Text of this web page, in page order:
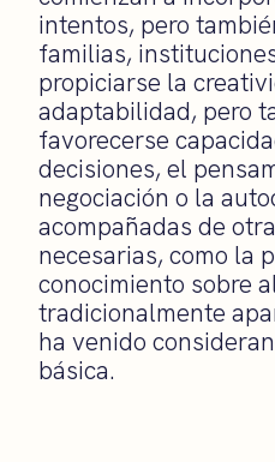
intentos, pero
familias,
propiciarse la
adaptabilidad, pero
favorecerse
decisiones, el
negociación o la
acompañadas de
necesarias, como la
conocimiento sobre
tradicionalmente
ha venido
básica.